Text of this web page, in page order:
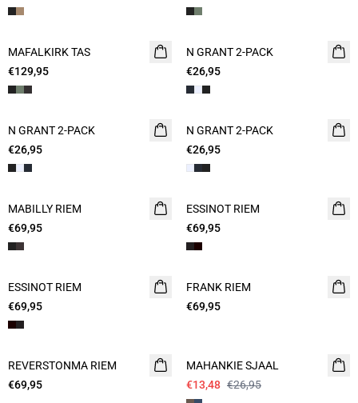
MAFALKIRK TAS
€129,95
N GRANT 2-PACK
€26,95
N GRANT 2-PACK
€26,95
N GRANT 2-PACK
€26,95
MABILLY RIEM
€69,95
ESSINOT RIEM
€69,95
ESSINOT RIEM
€69,95
FRANK RIEM
€69,95
REVERSTONMA RIEM
€69,95
MAHANKIE SJAAL
€13,48 €26,95